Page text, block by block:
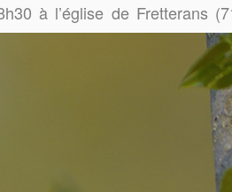
à l’église de Fretterans